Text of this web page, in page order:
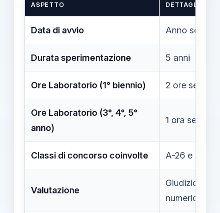
ASPETTO DETTAGLIO
Data di avvio Anno
Durata sperimentazione 5 anni
Ore Laboratorio (1° biennio) 2 ore
Ore Laboratorio (3°, 4°, 5°
anno)
1 ora
Classi di concorso coinvolte A-26 e A-27
Valutazione
Giudizio
numerico)